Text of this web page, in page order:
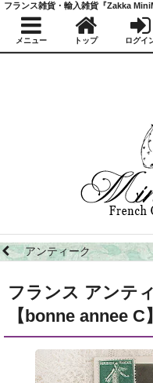
アンティーク
フランス アンテ
【bonne annee C】
メニュー トップ ログイ